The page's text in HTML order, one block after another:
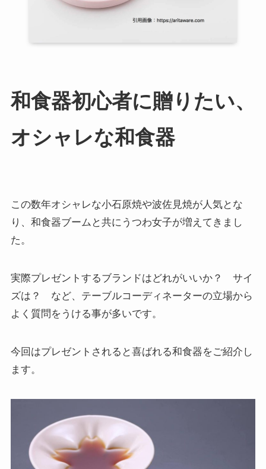
和食器初心者に贈りたい、
オシャレな和食器
この数年オシャレな小石原焼や波佐見焼が人気とな
り、和食器ブームと共にうつわ女子が増えてきまし
た。
実際プレゼントするブランドはどれがいいか？ サイ
ズは？ など、テーブルコーディネーターの立場から
よく質問をうける事が多いです。
今回はプレゼントされると喜ばれる和食器をご紹介し
ます。